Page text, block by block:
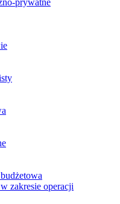
prywatne
zakresie operacji